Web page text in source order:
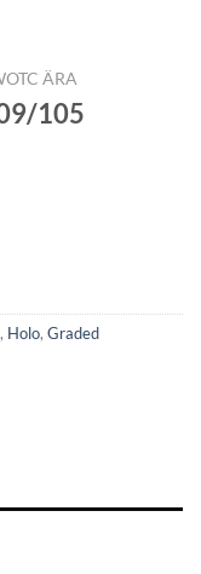
ÄRA
105
, Holo, Graded